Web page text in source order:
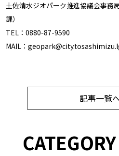
土佐清水ジオパーク推進協議会事務
課）
TEL：0880-87-9590
MAIL：
記事一覧
CATEGORY